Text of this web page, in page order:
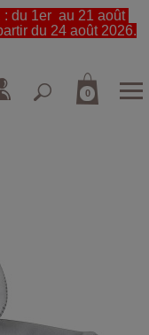
: du 1er au 21 août
du 24 août 2026.
0